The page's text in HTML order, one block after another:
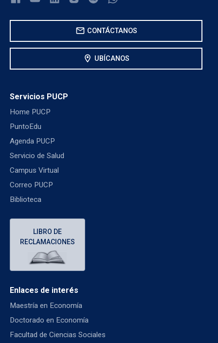
mail CONTÁCTANOS
location_on UBÍCANOS
Servicios PUCP
Home PUCP
PuntoEdu
Agenda PUCP
Servicio de Salud
Campus Virtual
Correo PUCP
Biblioteca
LIBRO DE
RECLAMACIONES
Enlaces de interés
Maestría en Economía
Doctorado en Economía
Facultad de Ciencias Sociales